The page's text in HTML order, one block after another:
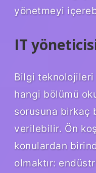
yönetmeyi
IT
Bilgi
hangi bölümü
sorusuna birkaç
verilebilir. Ön
konulardan
olmaktır: